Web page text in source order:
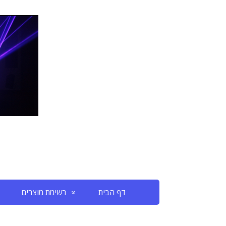
רשימת מוצרים דף הבית